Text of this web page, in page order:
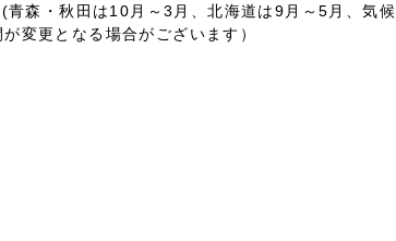
青森・秋田は10月～3月、北海道は9月～5月、気候
変更となる場合がございます）